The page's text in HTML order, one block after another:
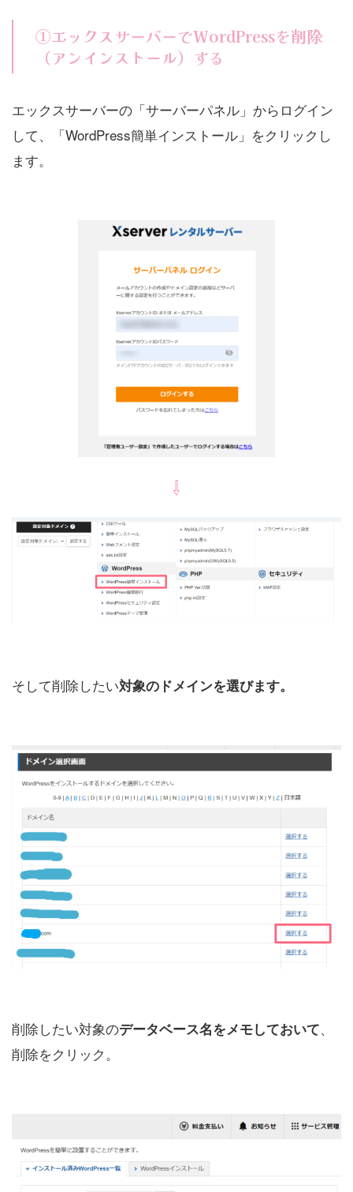
①エックスサーバーでWordPressを削除
（アンインストール）する
エックスサーバーの「サーバーパネル」からログイン
して、「WordPress簡単インストール」をクリックし
ます。
⇩
そして削除したい対象のドメインを選びます。
削除したい対象のデータベース名をメモしておいて、
削除をクリック。